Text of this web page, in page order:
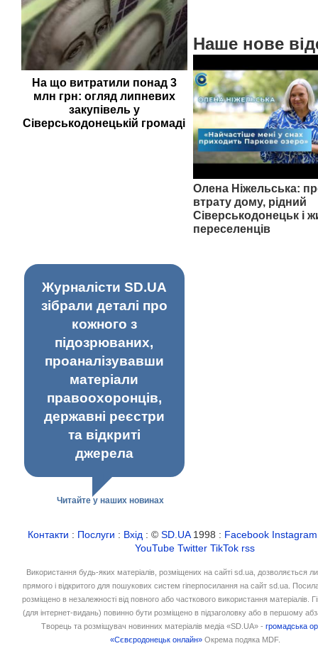
На що витратили понад 3
млн грн: огляд липневих
закупівель у
Сіверськодонецькій громаді
Наше нове
Олена Ніжельська:
втрату дому, рідний
Сіверськодонецьк і
переселенців
Журналісти SD.UA
зібрали деталі про
кожного з
підозрюваних,
проаналізувавши
матеріали
правоохоронців,
державні реєстри
та відкриті
джерела
Читайте у наших новинах
Контакти : Послуги : Вхід : ©SD.UA1998 : Facebook Instagram
YouTube Twitter TikTok rss
Використання будь-яких матеріалів, розміщених на сайті sd.ua, дозволяється
прямого і відкритого для пошукових систем гіперпосилання на сайт sd.ua.
розміщено в незалежності від повного або часткового використання матеріалів.
(для інтернет-видань) повинно бути розміщено в підзаголовку або в першому
Творець та розміщувач новинних матеріалів медіа «SD.UA» -громадська
«Сєвєродонецьк онлайн» Окрема подяка MDF.